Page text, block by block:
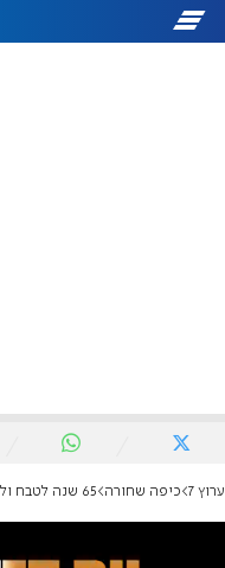
ערוץ 7 כיפה שחורה 65 שנה לטבח ולתקומה בכפר חב"ד